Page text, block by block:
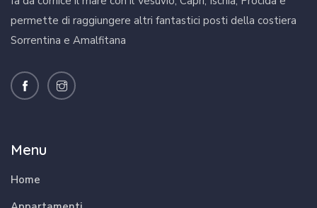
permette di raggiungere altri fantastici posti della costiera
Sorrentina e Amalfitana
Menu
Home